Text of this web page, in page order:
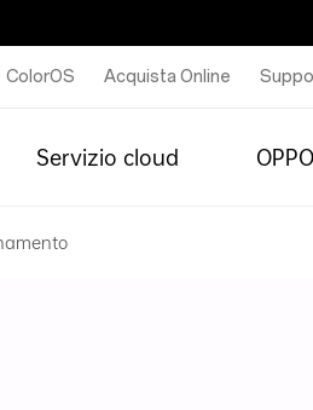
ColorOS Acquista Online
Servizio cloud OPPO